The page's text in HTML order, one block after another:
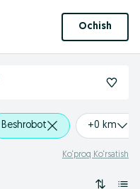
Ochish
Beshrobot +0 km
Ko‘proq Ko‘rsatish